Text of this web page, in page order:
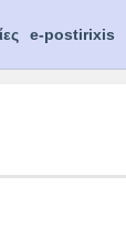
e-postirixis